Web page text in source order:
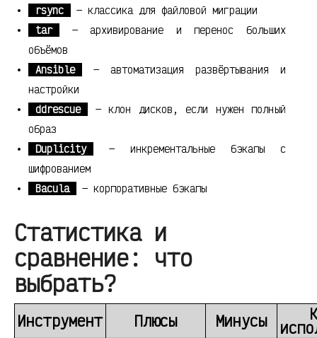
rsync
— классика для файловой миграции
tar
— архивирование и перенос больших
объёмов
Ansible
— автоматизация развёртывания и
настройки
ddrescue
— клон дисков, если нужен полный
образ
Duplicity
— инкрементальные бэкапы с
шифрованием
Bacula
— корпоративные бэкапы
Статистика и
сравнение: что
выбрать?
Инструмент Плюсы Минусы